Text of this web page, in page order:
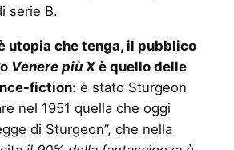
serie B.
utopia che tenga, il pubblico
Venere più Xè quello delle
fiction: è stato Sturgeon
nel 1951 quella che oggi
di Sturgeon”, che nella